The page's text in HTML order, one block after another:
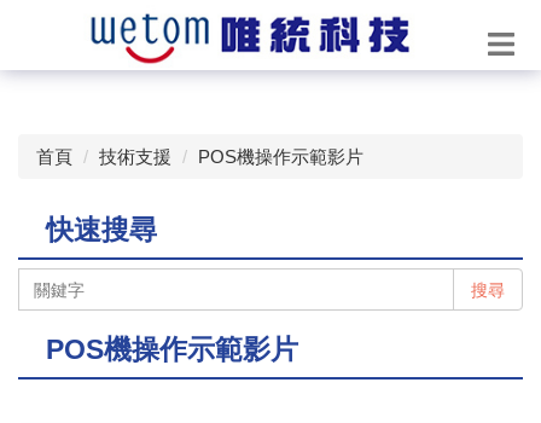
首頁 技術支援 POS機操作示範影片
快速搜尋
搜尋
POS機操作示範影片